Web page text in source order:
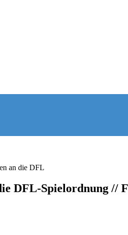
an die DFL
DFL-Spielordnung //